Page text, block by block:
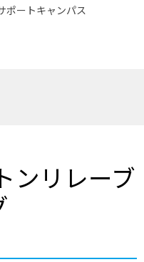
ポートキャンパス
ンリレーブ